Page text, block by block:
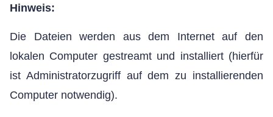
Hinweis:
Die Dateien werden aus dem Internet auf den
lokalen Computer gestreamt und installiert (hierfür
ist Administratorzugriff auf dem zu installierenden
Computer notwendig).